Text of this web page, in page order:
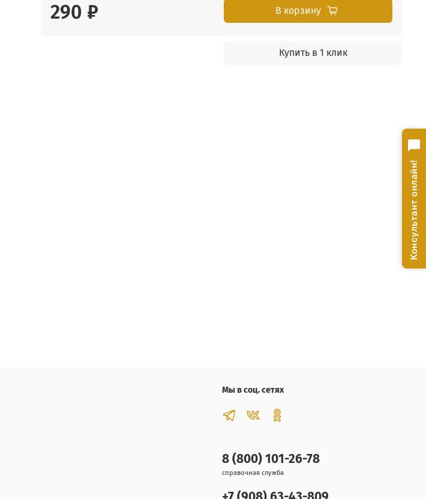
290 ₽ В корзину
Купить в 1 клик
Мы в соц. сетях
8 (800) 101-26-78
справочная служба
Консультант онлайн!